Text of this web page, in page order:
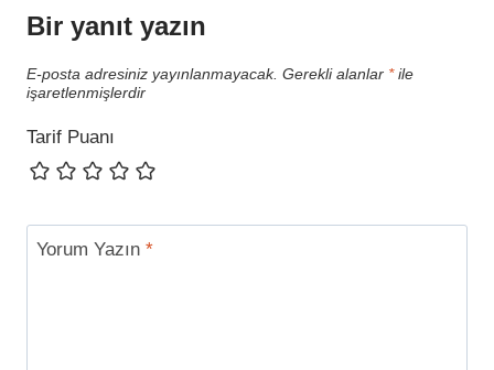
Bir yanıt yazın
E-posta adresiniz yayınlanmayacak. Gerekli alanlar *ile
işaretlenmişlerdir
Tarif Puanı
Yorum Yazın *